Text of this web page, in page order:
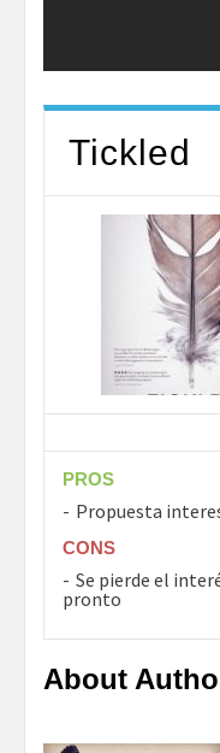
Tickled
PROS
Propuesta
CONS
Se pierde el
pronto
About